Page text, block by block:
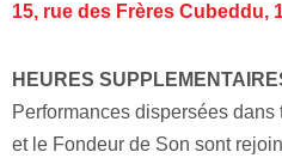
15, rue des Frères Cubeddu,
HEURES
Performances dispersées
et le Fondeur de Son sont